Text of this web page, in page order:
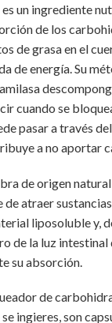
es un ingrediente
de los
de grasa en el
de energía. Su
cuando se
pasar a través
a no aportar
de origen
de atraer
liposoluble y,
de la luz intestinal
su absorción.
de
ingieres, son